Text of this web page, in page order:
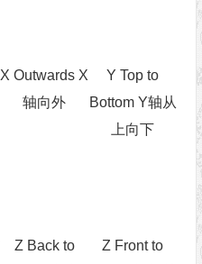
X Outwards X
轴向外
Y Top to
Bottom Y轴从
上向下
Z Back to
Z Front to